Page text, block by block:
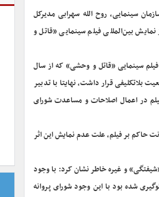
سینمایی، روح الله سهرابی مدیرکل
بین‌المللی فیلم سینمایی «قاتل و
سینمایی «قاتل و وحشی» که از سال
بلاتکلیفی قرار داشت، نهایتا با تدبیر
در اعمال اصلاحات و مساعدت شورای
بر فیلم، علت عدم نمایش این اثر
و غیره خاطر نشان کرد: با وجود
شده بود با این وجود شورای پروانه